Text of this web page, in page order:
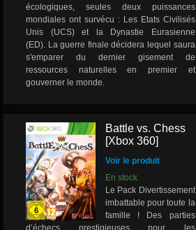
écologiques, seules deux puissances
mondiales ont survécu : Les Etats Civilisés
Unis (UCS) et la Dynastie Eurasienne
(ED). La guerre finale décidera lequel saura
s'emparer du dernier gisement de
ressources naturelles en premier et
gouverner le monde.
Battle vs. Chess
[Xbox 360]
Voir le produit
En stock
Le Pack Divertissement
imbattable pour toute la
famille ! Des parties
d’échecs prestigieuses pour les